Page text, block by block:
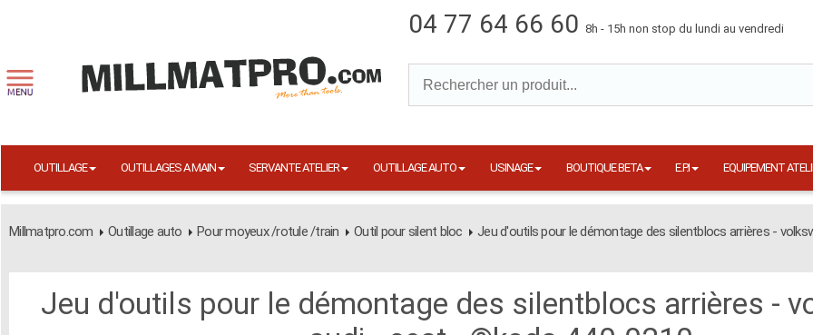
04 77 64 66 60 8h - 15h non stop du lundi au vendredi
OUTILLAGE OUTILLAGES A MAIN SERVANTE ATELIER OUTILLAGE AUTO USINAGE BOUTIQUE BETA E.P.I EQUIPEMENT
Millmatpro.com Outillage auto Pour moyeux /rotule /train Outil pour silent bloc Jeu d'outils pour le démontage des silentblocs arrières -
Jeu d'outils pour le démontage des silentblocs arrières -